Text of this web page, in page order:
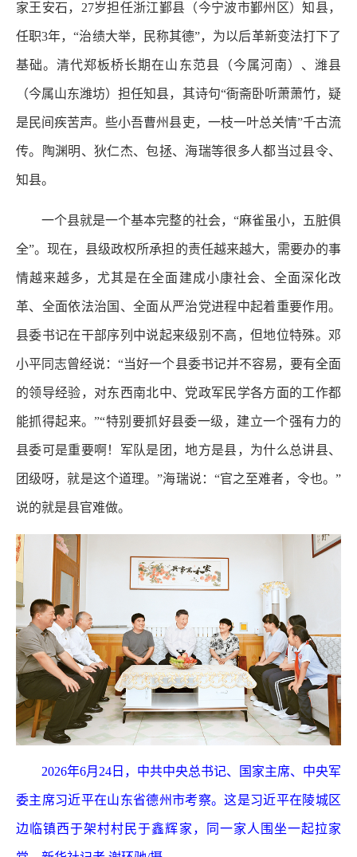
家王安石，27岁担任浙江鄞县（今宁波市鄞州区）知县，
任职3年，“治绩大举，民称其德”，为以后革新变法打下了
基础。清代郑板桥长期在山东范县（今属河南）、潍县
（今属山东潍坊）担任知县，其诗句“衙斋卧听萧萧竹，疑
是民间疾苦声。些小吾曹州县吏，一枝一叶总关情”千古流
传。陶渊明、狄仁杰、包拯、海瑞等很多人都当过县令、
知县。
一个县就是一个基本完整的社会，“麻雀虽小，五脏俱
全”。现在，县级政权所承担的责任越来越大，需要办的事
情越来越多，尤其是在全面建成小康社会、全面深化改
革、全面依法治国、全面从严治党进程中起着重要作用。
县委书记在干部序列中说起来级别不高，但地位特殊。邓
小平同志曾经说：“当好一个县委书记并不容易，要有全面
的领导经验，对东西南北中、党政军民学各方面的工作都
能抓得起来。”“特别要抓好县委一级，建立一个强有力的
县委可是重要啊！军队是团，地方是县，为什么总讲县、
团级呀，就是这个道理。”海瑞说：“官之至难者，令也。”
说的就是县官难做。
2026年6月24日，中共中央总书记、国家主席、中央军
委主席习近平在山东省德州市考察。这是习近平在陵城区
边临镇西于架村村民于鑫辉家，同一家人围坐一起拉家